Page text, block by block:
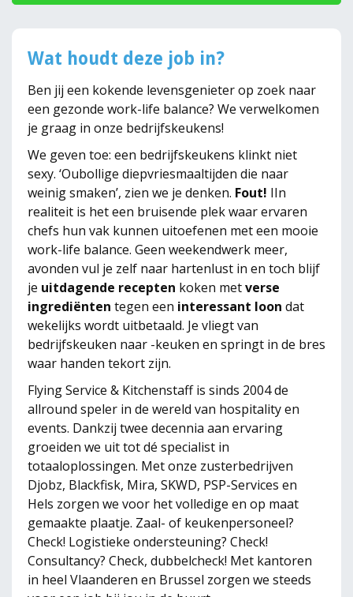
Wat houdt deze job in?
Ben jij een kokende levensgenieter op zoek naar
een gezonde work-life balance? We verwelkomen
je graag in onze bedrijfskeukens!
We geven toe: een bedrijfskeukens klinkt niet
sexy. ‘Oubollige diepvriesmaaltijden die naar
weinig smaken’, zien we je denken. Fout! IIn
realiteit is het een bruisende plek waar ervaren
chefs hun vak kunnen uitoefenen met een mooie
work-life balance. Geen weekendwerk meer,
avonden vul je zelf naar hartenlust in en toch blijf
je uitdagende recepten koken metverse
ingrediënten tegen een interessant loon dat
wekelijks wordt uitbetaald. Je vliegt van
bedrijfskeuken naar -keuken en springt in de bres
waar handen tekort zijn.
Flying Service & Kitchenstaff is sinds 2004 de
allround speler in de wereld van hospitality en
events. Dankzij twee decennia aan ervaring
groeiden we uit tot dé specialist in
totaaloplossingen. Met onze zusterbedrijven
Djobz, Blackfisk, Mira, SKWD, PSP-Services en
Hels zorgen we voor het volledige en op maat
gemaakte plaatje. Zaal- of keukenpersoneel?
Check! Logistieke ondersteuning? Check!
Consultancy? Check, dubbelcheck! Met kantoren
in heel Vlaanderen en Brussel zorgen we steeds